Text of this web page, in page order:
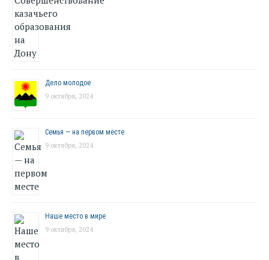
Дело молодое
9 октября, 2024
Семья — на первом месте
9 октября, 2024
Наше место в мире
9 октября, 2024